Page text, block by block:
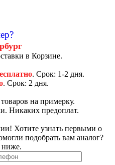
в Корзине.
. Срок: 1-2 дня.
. Срок: 2 дня.
на примерку.
Никаких предоплат.
Хотите узнать первыми о
подобрать вам аналог?
ниже.